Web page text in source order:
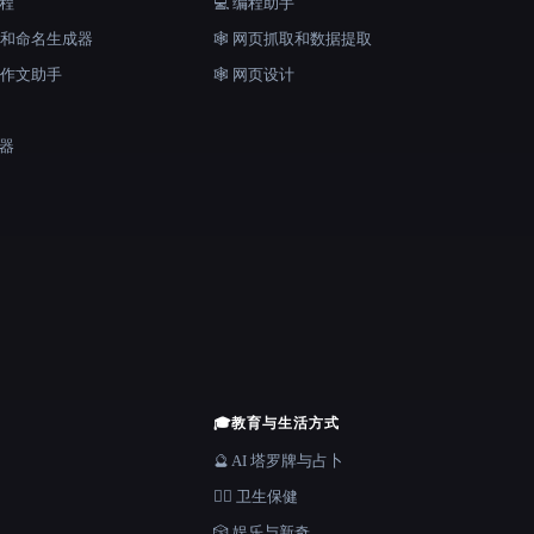
命名生成器
文助手
🕸️ 网页抓取和数据提取
🕸 网页设计
🎓教育与生活方式
🔮 AI 塔罗牌与占卜
👩‍⚕️ 卫生保健